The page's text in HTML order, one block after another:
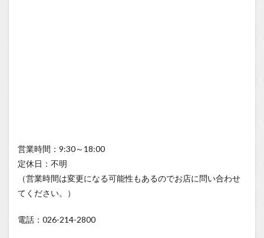
営業時間：9:30～18:00
定休日：不明
（営業時間は変更になる可能性もあるのでお店に問い合わせ
てください。）
電話：026-214-2800